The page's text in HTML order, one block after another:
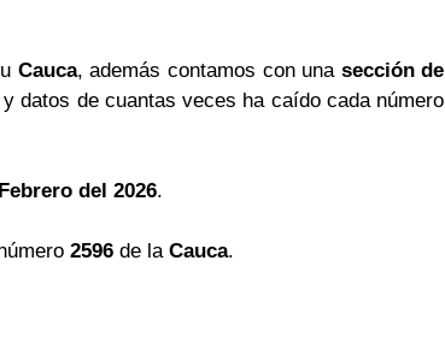
Cauca, además contamos con una sección de
datos de cuantas veces ha caído cada número
del 2026.
2596 de la Cauca.